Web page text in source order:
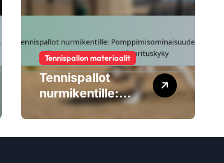
Tennispallon materiaalit
Tennispallot
nurmikentille:
Pomppimisominai
yhteensopivuus,